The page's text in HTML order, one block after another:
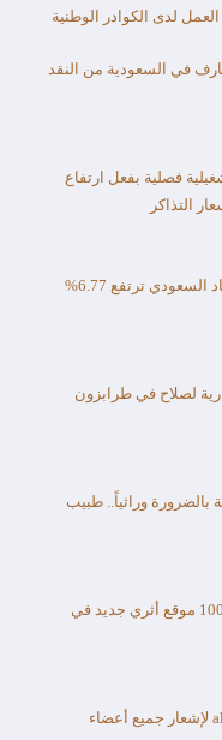
العمل لدى الكوادر الوطنية
في السعودية من النقد
فصلية بفعل ارتفاع
التذاكر
السيولة النقدية في الاقتصاد السعودي ترتفع 6.77%
لصلاح في طرابزون
وراثياً.. طبيب
هيئة التراث توثق أكثر من 100 موقع أثري جديد في
“واتساب” يضيف ميزة @all لإشعار جميع أعضاء